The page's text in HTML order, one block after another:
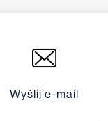
Wyślij e-mail